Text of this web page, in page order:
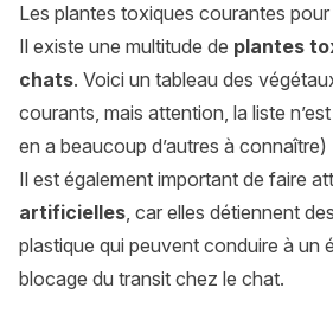
Les plantes toxiques courantes
Il existe une multitude de plantes
chats. Voici un tableau des
courants, mais attention, la liste
en a beaucoup d’autres à connaître)
Il est également important de faire
artificielles, car elles détiennent
plastique qui peuvent conduire à un
blocage du transit chez le chat.